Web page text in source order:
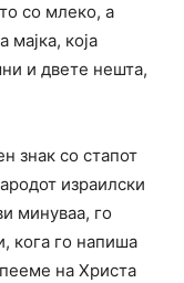
со млеко, а
која
и двете нешта,
знак со стапот
израилски
минуваа, го
кога го напиша
на Христа